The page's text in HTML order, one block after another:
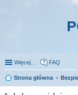
Więcej… FAQ
Strona główna